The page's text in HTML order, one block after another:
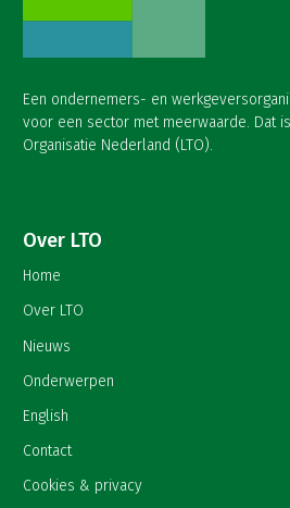
Een ondernemers- en
voor een sector met meerwaarde. Dat
Organisatie Nederland (LTO).
Over LTO
Home
Over LTO
Nieuws
Onderwerpen
English
Contact
Cookies & privacy